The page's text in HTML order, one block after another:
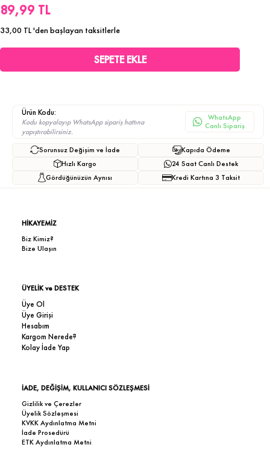
89,99 TL
33,00 TL'den başlayan taksitlerle
Ürün Kodu:
Kodu kopyalayıp WhatsApp sipariş hattına
yapıştırabilirsiniz.
WhatsApp
Canlı Sipariş
Sorunsuz Değişim ve İade
Hızlı Kargo
Gördüğünüzün Aynısı
Kapıda Ödeme
24 Saat Canlı Destek
Kredi Kartına 3 Taksit
HİKAYEMİZ
Biz Kimiz?
Bize Ulaşın
ÜYELİK ve DESTEK
Üye Ol
Üye Girişi
Hesabım
Kargom Nerede?
Kolay İade Yap
İADE, DEĞİŞİM, KULLANICI SÖZLEŞMESİ
Gizlilik ve Çerezler
Üyelik Sözleşmesi
KVKK Aydınlatma Metni
İade Prosedürü
ETK Aydınlatma Metni